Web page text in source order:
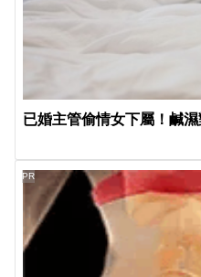
已婚主管偷情女下屬！鹹
PR